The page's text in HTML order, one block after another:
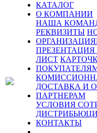
КАТАЛОГ
О КОМПАНИИ
НАША
РЕКВИЗИТЫ
ЛИСТ
ДОСТАВКА И
ПАРТНЕРАМ
УСЛОВИЯ
КОНТАКТЫ